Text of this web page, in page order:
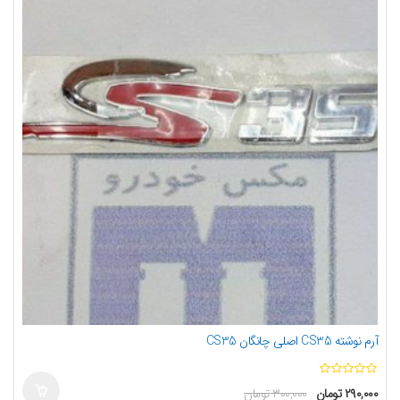
آرم نوشته CS35 اصلی چانگان CS35
۳۰۰,۰۰۰تومان ۲۹۰,۰۰۰تومان